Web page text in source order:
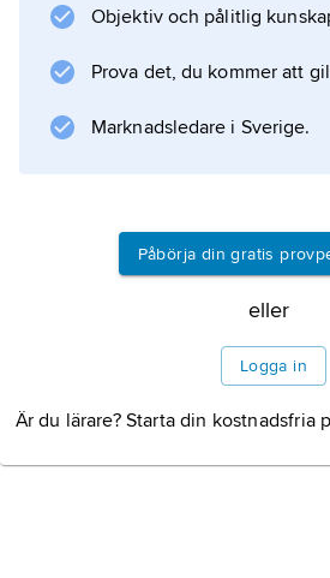
Man spelade med en lek där
Objektiv och pålitlig
Prova det, du kommer att
Marknadsledare i Sverige.
Påbörja din gratis
eller
Logga in
Är du lärare? Starta din kostnadsfria